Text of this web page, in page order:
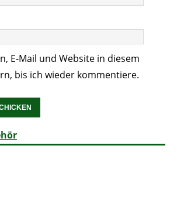
E-Mail und Website in diesem
bis ich wieder kommentiere.